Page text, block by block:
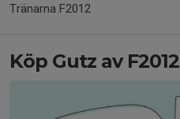
Tränarna F2012
Köp Gutz av F2012